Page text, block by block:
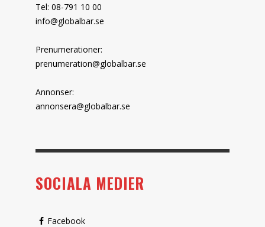
Tel: 08-791 10 00
info@globalbar.se
Prenumerationer:
prenumeration@globalbar.se
Annonser:
annonsera@globalbar.se
SOCIALA MEDIER
Facebook